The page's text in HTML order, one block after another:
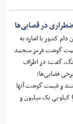
در قصابی‌ها
کشور با اشاره به
گوشت قرمز منجمد
روز جنگ، گفت: در اطراف
قصابی‌ها؛
و قیمت گوشت آنها
یک میلیون و